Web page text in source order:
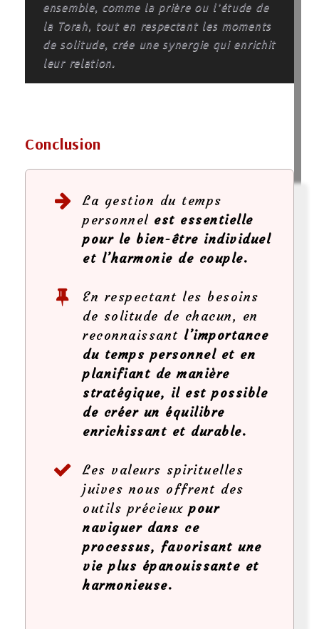
ensemble, comme la prière ou l’étude de
la Torah, tout en respectant les moments
de solitude, crée une synergie qui enrichit
leur relation.
Conclusion
La gestion du temps
personnel est essentielle
pour le bien-être individuel
et l’harmonie de couple.
En respectant les besoins
de solitude de chacun, en
reconnaissant l’importance
du temps personnel et en
planifiant de manière
stratégique, il est possible
de créer un équilibre
enrichissant et durable.
Les valeurs spirituelles
juives nous offrent des
outils précieuxpour
naviguer dans ce
processus, favorisant une
vie plus épanouissante et
harmonieuse.